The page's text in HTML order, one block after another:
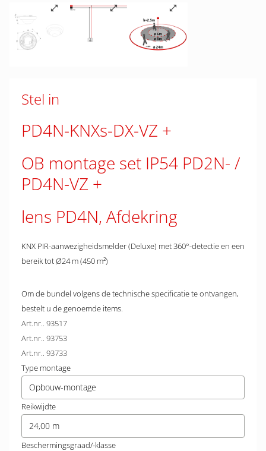
Stel in
PD4N-KNXs-DX-VZ
OB montage set IP54 PD2N- /
PD4N-VZ
lens PD4N, Afdekring
KNX PIR-aanwezigheidsmelder (Deluxe) met 360°-detectie en een
bereik tot Ø24 m (450 m²)
Om de bundel volgens de technische specificatie te ontvangen,
bestelt u de genoemde items.
Art.nr.. 93517
Art.nr.. 93753
Art.nr.. 93733
Type montage
Opbouw-montage
Reikwijdte
24,00 m
Beschermingsgraad/-klasse